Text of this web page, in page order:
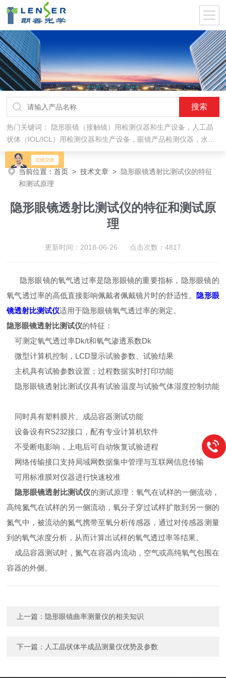
热门关键词： 隐形眼镜（接触镜）用检测仪器和生产设备，人工晶
状体（IOL/ICL）用检测仪器和生产设备，眼镜产品检测仪器，水气
处理环保设备
当前位置：首页 >技术文章 > 隐形眼镜透射比测试仪的特征
和测试原理
隐形眼镜透射比测试仪的特征和测试原
理
更新时间：2018-06-26 点击次数：4817
隐形眼镜的氧气透过率是隐形眼镜的重要指标，隐形眼镜的
氧气透过率的高低直接影响佩戴者佩戴镜片时的舒适性。 隐形眼
镜透射比测试仪适用于隐形眼镜氧气透过率的测定。
隐形眼镜透射比测试仪的特征：
可测定氧气透过率Dk/t和氧气渗透系数Dk
微型计算机控制，LCD显示试验参数、试验结果
主机具有试验参数设置；过程数据实时打印功能
隐形眼镜透射比测试仪具有试验温度与试验气体湿度控制功能
同时具有塑料膜片、成品容器测试功能
设备设有RS232接口，配有专业计算机软件
不受断电影响，上电后可自动恢复试验进程
网络传输接口支持局域网数据集中管理与互联网信息传输
可用标准膜对仪器进行快速校准
隐形眼镜透射比测试仪的测试原理：氧气在试样的一侧流动，
高纯氮气在试样的另一侧流动，氧分子穿过试样扩散到另一侧的
氮气中，被流动的氮气携带至氧分析传感器，通过对传感器测量
到的氧气浓度分析，从而计算出试样的氧气透过率等结果。
成品容器测试时，氮气在容器内流动，空气或高纯氧气包围在
容器的外侧。
上一篇： 隐形眼镜曲率测量仪的相关知识
下一篇： 人工晶状体半成品测量仪优势及参数